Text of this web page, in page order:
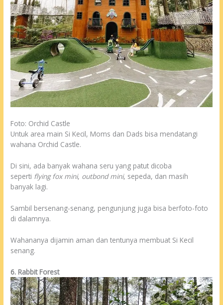
Foto: Orchid Castle
Untuk area main Si Kecil, Moms dan Dads bisa mendatangi
wahana Orchid Castle.
Di sini, ada banyak wahana seru yang patut dicoba
seperti flying fox mini, outbond mini, sepeda, dan masih
banyak lagi.
Sambil bersenang-senang, pengunjung juga bisa berfoto-foto
di dalamnya.
Wahananya dijamin aman dan tentunya membuat Si Kecil
senang.
6. Rabbit Forest